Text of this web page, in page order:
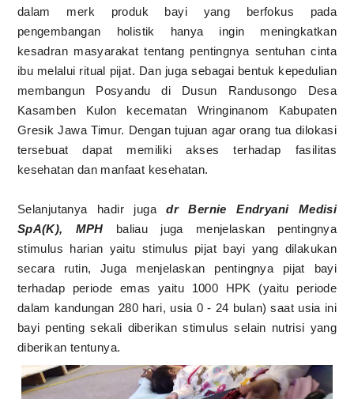
dalam merk produk bayi yang berfokus pada
pengembangan holistik hanya ingin meningkatkan
kesadran masyarakat tentang pentingnya sentuhan cinta
ibu melalui ritual pijat. Dan juga sebagai bentuk kepedulian
membangun Posyandu di Dusun Randusongo Desa
Kasamben Kulon kecematan Wringinanom Kabupaten
Gresik Jawa Timur. Dengan tujuan agar orang tua dilokasi
tersebuat dapat memiliki akses terhadap fasilitas
kesehatan dan manfaat kesehatan.
Selanjutanya hadir jugadr Bernie Endryani Medisi
SpA(K), MPH baliau juga menjelaskan pentingnya
stimulus harian yaitu stimulus pijat bayi yang dilakukan
secara rutin, Juga menjelaskan pentingnya pijat bayi
terhadap periode emas yaitu 1000 HPK (yaitu periode
dalam kandungan 280 hari, usia 0 - 24 bulan) saat usia ini
bayi penting sekali diberikan stimulus selain nutrisi yang
diberikan tentunya.